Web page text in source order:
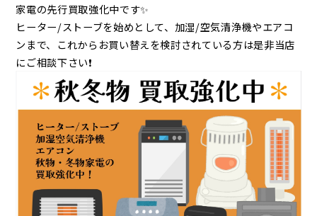
家電の先行買取強化中です✨️
ヒーター/ストーブを始めとして、加湿/空気清浄機やエアコ
ンまで、これからお買い替えを検討されている方は是非当店
にご相談下さい❗️